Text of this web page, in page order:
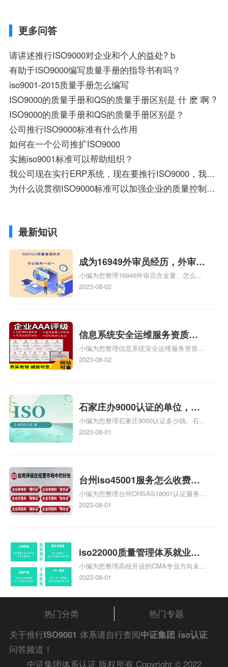
更多问答
请讲述推行ISO9000对企业和个人的益处? b
有助于ISO9000编写质量手册的指导书有吗？
iso9001-2015质量手册怎么编写
ISO9000的质量手册和QS的质量手册区别是 什 麽 啊 ?
ISO9000的质量手册和QS的质量手册区别是？
公司推行ISO9000标准有什么作用
如何在一个公司推扩ISO9000
实施iso9001标准可以帮助组织？
我公司现在实行ERP系统，现在要推行ISO9000，我需要如何做？
为什么说贯彻ISO9000标准可以加强企业的质量控制能力？
最新知识
成为16949外审员经历，外审员
16949
小编为您整理16949外审员含金量、怎么才
能成为注册的TS16949:2009的外审员、我
2023-08-02
信息系统安全运维服务资质二
级费用，信息系统安全运维服
务资质二级
小编为您整理信息系统安全运维服务资质认
证证书机构有哪些、安全运维服务资质的费
体系认证知识，详情可查看下方正文！
2023-08-02
石家庄办9000认证的单位，石
家庄9000认证的公司
小编为您整理石家庄9000认证多少钱、石家
庄9000认证价格多少钱、石家庄9000认证
2023-08-01
台州iso45001服务怎么收费，
台州iso45001认证服务怎么收
费
小编为您整理台州OHSAS18001认证服务中
心哪家收费便宜、台州ISO9000认证，哪个
标准是什么相关iso体系认证知识，详情可
查看下方正文！
2023-08-01
iso22000质量管理体系就业方
向，质量管理与认证就业方向
小编为您整理高校开设的CMA专业方向未来
就业前景及就业方向如何、cma就业方向有
和cma未来就业方向、大学生考完cma，就
哪些就业方向相关iso体系认证知识，详情
可查看下方正文！
2023-08-01
热门分类
热门专题
关于推行ISO9001 体系请自行查阅中证集团 iso认证
问答频道！
中证集团体系认证 版权所有 Copyright © 2022